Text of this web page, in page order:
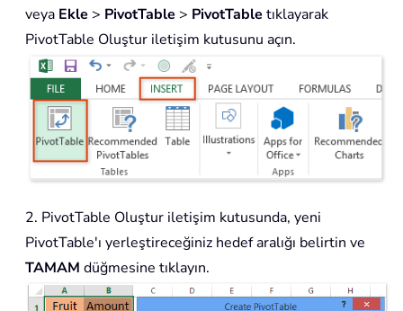
veya Ekle > PivotTable > PivotTable tıklayarak
PivotTable Oluştur iletişim kutusunu açın.
2. PivotTable Oluştur iletişim kutusunda, yeni
PivotTable'ı yerleştireceğiniz hedef aralığı belirtin ve
TAMAM düğmesine tıklayın.